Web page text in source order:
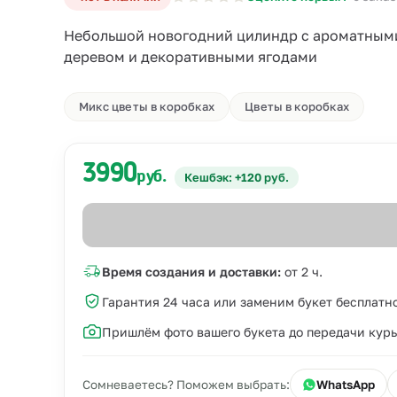
Небольшой новогодний цилиндр с
деревом и декоративными ягодами
Микс цветы в коробках Цветы в коробках
3990руб. Кешбэк: +120 руб.
Время создания и доставки: от 2 ч.
Гарантия 24 часа или заменим букет
Пришлём фото вашего букета до передачи
Сомневаетесь? Поможем выбрать: WhatsApp